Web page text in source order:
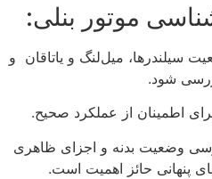
موتور بنلی:
سیلندرها، میل‌لنگ و یاتاقان و
شود.
اطمینان از عملکرد صحیح.
وضعیت بدنه و اجزای ظاهری
پنهانی حائز اهمیت است.